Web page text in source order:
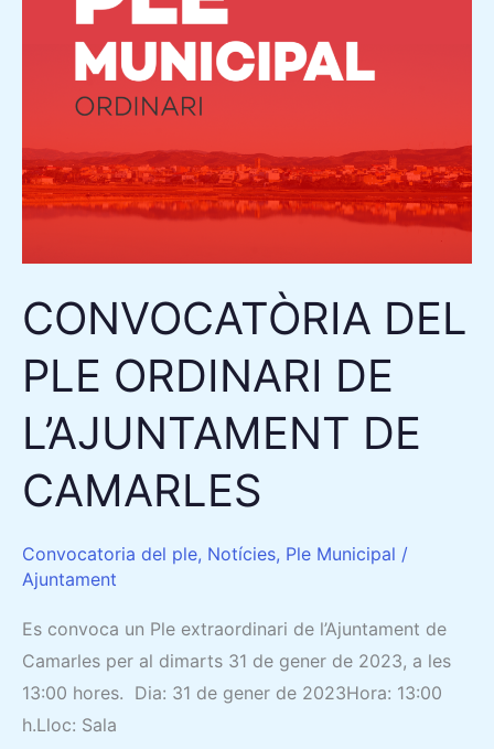
CONVOCATÒRIA DEL
PLE ORDINARI DE
L’AJUNTAMENT DE
CAMARLES
Convocatoria del ple, Notícies, Ple Municipal /
Ajuntament
Es convoca un Ple extraordinari de l’Ajuntament de
Camarles per al dimarts 31 de gener de 2023, a les
13:00 hores. Dia: 31 de gener de 2023Hora: 13:00
h.Lloc: Sala
CAMARLES